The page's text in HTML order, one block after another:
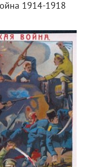
1914-1918